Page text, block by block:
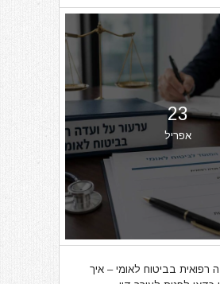
23
אפריל
רפואית בביטוח לאומי – איך